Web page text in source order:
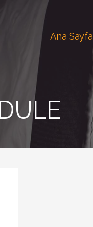
Ana Sayfa